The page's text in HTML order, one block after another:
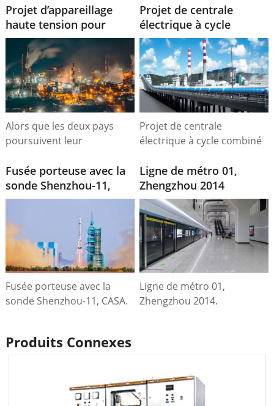
Projet d’appareillage
haute tension pour
l’usine de tubes d’acier
de Tachkent
(Ouzbékistan)
Alors que les deux pays
poursuivent leur
de l'initiative « la Ceinture
et la Route », ces projets
resteront essentiels pour
stimuler la croissance
durable et la connectivité
régionale.
Projet de centrale
électrique à cycle
combiné SAIF de 225
MW avec turbine à gaz,
Pakistan
Projet de centrale
électrique à cycle combiné
turbine à gaz, Pakistan.
Fusée porteuse avec la
sonde Shenzhou-11,
CASA. 2016
Fusée porteuse avec la
sonde Shenzhou-11, CASA.
Ligne de métro 01,
Zhengzhou 2014
Ligne de métro 01,
Zhengzhou 2014.
Produits Connexes